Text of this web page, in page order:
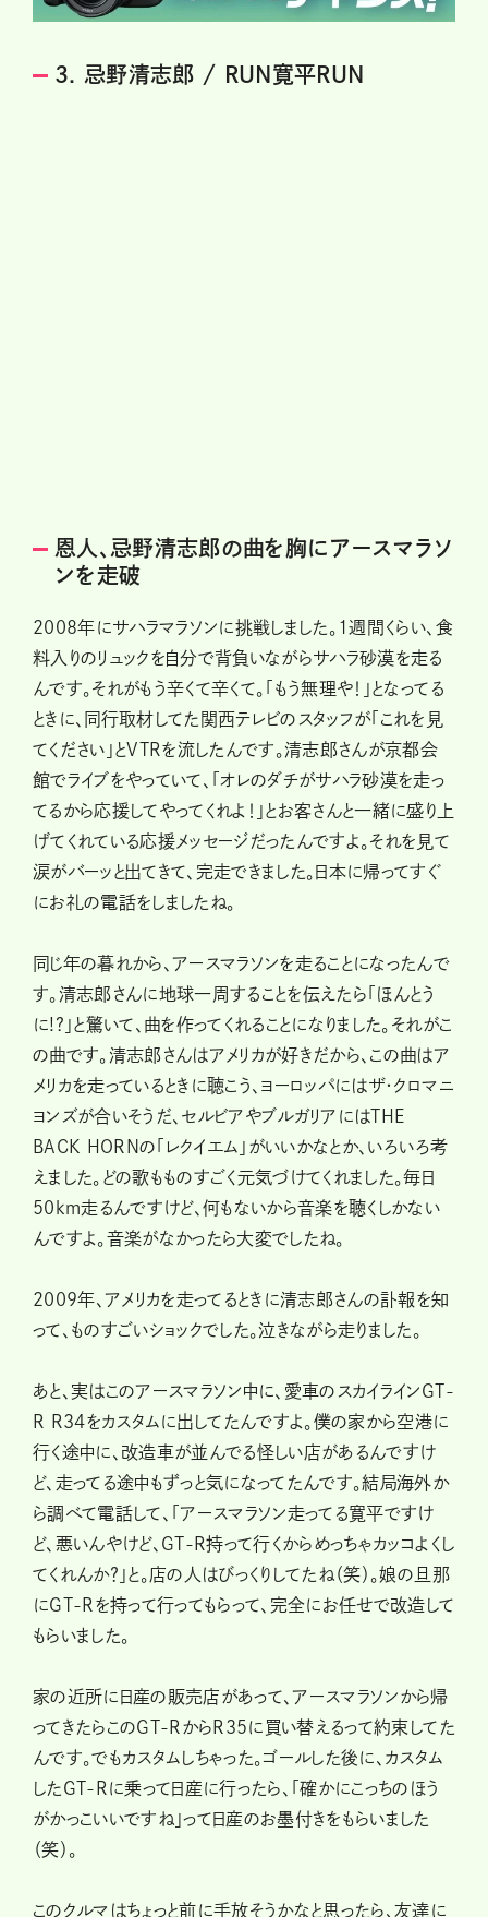
3. 忌野清志郎 / RUN寛平RUN
恩人、忌野清志郎の曲を胸にアースマラソ
ンを走破
2008年にサハラマラソンに挑戦しました。1週間くらい、食
料入りのリュックを自分で背負いながらサハラ砂漠を走る
んです。それがもう辛くて辛くて。「もう無理や！」となってる
ときに、同行取材してた関西テレビのスタッフが「これを見
てください」とVTRを流したんです。清志郎さんが京都会
館でライブをやっていて、「オレのダチがサハラ砂漠を走っ
てるから応援してやってくれよ！」とお客さんと一緒に盛り上
げてくれている応援メッセージだったんですよ。それを見て
涙がバーッと出てきて、完走できました。日本に帰ってすぐ
にお礼の電話をしましたね。
同じ年の暮れから、アースマラソンを走ることになったんで
す。清志郎さんに地球一周することを伝えたら「ほんとう
に!?」と驚いて、曲を作ってくれることになりました。それがこ
の曲です。清志郎さんはアメリカが好きだから、この曲はア
メリカを走っているときに聴こう、ヨーロッパにはザ・クロマニ
ヨンズが合いそうだ、セルビアやブルガリアにはTHE
BACK HORNの「レクイエム」がいいかなとか、いろいろ考
えました。どの歌もものすごく元気づけてくれました。毎日
50km走るんですけど、何もないから音楽を聴くしかない
んですよ。音楽がなかったら大変でしたね。
2009年、アメリカを走ってるときに清志郎さんの訃報を知
って、ものすごいショックでした。泣きながら走りました。
あと、実はこのアースマラソン中に、愛車のスカイラインGT-
R R34をカスタムに出してたんですよ。僕の家から空港に
行く途中に、改造車が並んでる怪しい店があるんですけ
ど、走ってる途中もずっと気になってたんです。結局海外か
ら調べて電話して、「アースマラソン走ってる寛平ですけ
ど、悪いんやけど、GT-R持って行くからめっちゃカッコよくし
てくれんか？」と。店の人はびっくりしてたね（笑）。娘の旦那
にGT-Rを持って行ってもらって、完全にお任せで改造して
もらいました。
家の近所に日産の販売店があって、アースマラソンから帰
ってきたらこのGT-RからR35に買い替えるって約束してた
んです。でもカスタムしちゃった。ゴールした後に、カスタム
したGT-Rに乗って日産に行ったら、「確かにこっちのほう
がかっこいいですね」って日産のお墨付きをもらいました
（笑）。
このクルマはちょっと前に手放そうかなと思ったら、友達に